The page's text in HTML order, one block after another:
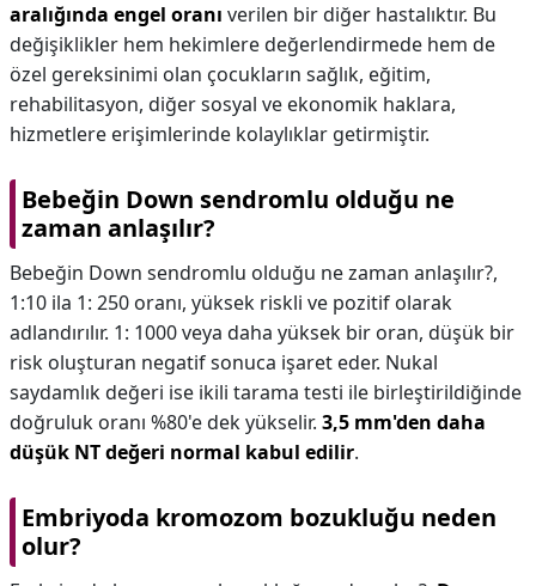
aralığında engel oranı verilen bir diğer hastalıktır. Bu
değişiklikler hem hekimlere değerlendirmede hem de
özel gereksinimi olan çocukların sağlık, eğitim,
rehabilitasyon, diğer sosyal ve ekonomik haklara,
hizmetlere erişimlerinde kolaylıklar getirmiştir.
Bebeğin Down sendromlu olduğu ne
zaman anlaşılır?
Bebeğin Down sendromlu olduğu ne zaman anlaşılır?,
1:10 ila 1: 250 oranı, yüksek riskli ve pozitif olarak
adlandırılır. 1: 1000 veya daha yüksek bir oran, düşük bir
risk oluşturan negatif sonuca işaret eder. Nukal
saydamlık değeri ise ikili tarama testi ile birleştirildiğinde
doğruluk oranı %80'e dek yükselir. 3,5 mm'den daha
düşük NT değeri normal kabul edilir.
Embriyoda kromozom bozukluğu neden
olur?